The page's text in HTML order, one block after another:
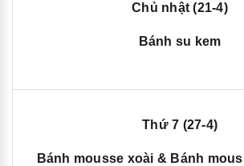
Chủ nhật (21-4)
Bánh su kem
Thứ 7 (27-4)
Bánh mousse xoài & Bánh